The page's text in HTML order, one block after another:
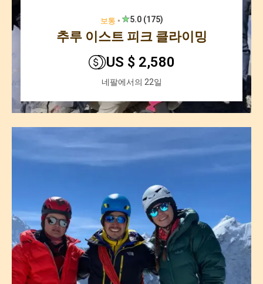
보통 🞄 5.0 (175)
추루 이스트 피크 클라이밍
US $ 2,580
네팔에서의 22일